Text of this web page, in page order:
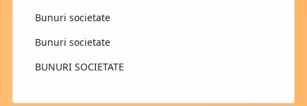
Bunuri societate
Bunuri societate
BUNURI SOCIETATE